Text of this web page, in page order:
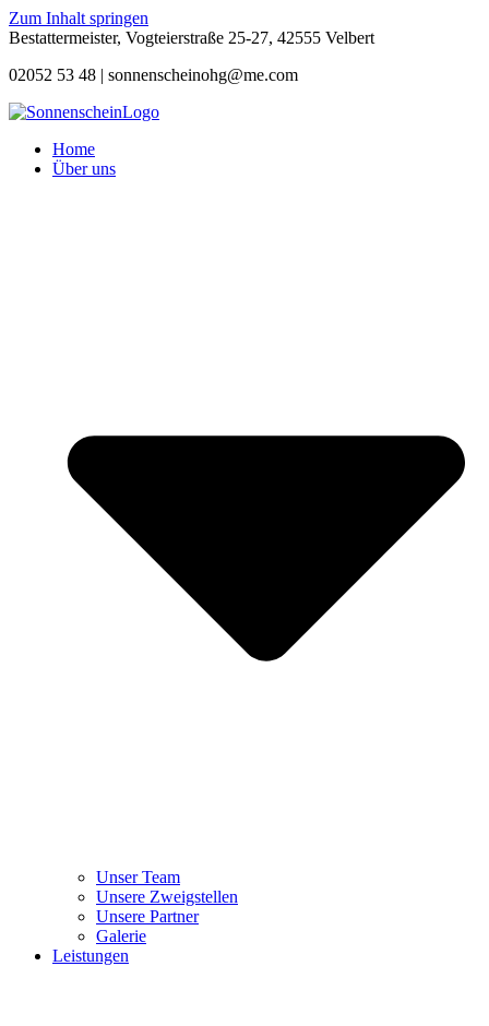
Zum Inhalt springen
Bestattermeister, Vogteierstraße 25-27, 42555 Velbert
02052 53 48 | sonnenscheinohg@me.com
Home
Über uns
Unser Team
Unsere Zweigstellen
Unsere Partner
Galerie
Leistungen